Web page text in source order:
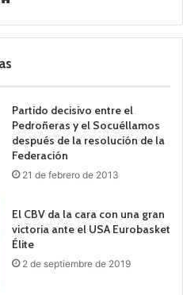
we
Partido decisivo entre el
Pedroñeras y el Socuéllamos
después de la resolución de la
Federación
21 de febrero de 2013
El CBV da la cara con una gran
victoria ante el USA Eurobasket
Élite
2 de septiembre de 2019